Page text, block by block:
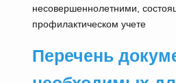
несовершеннолетними,
профилактическом учете
Перечень